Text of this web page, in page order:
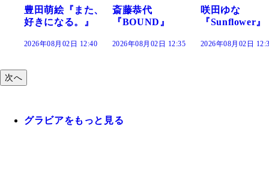
斎藤恭代
『BOUND』
2026年08月02日 12:35
咲田ゆな
『Sunflower』
2026年08月02日 12:30
藤水咲桜『花
だまり』
2026年08月02日
次へ
グラビアをもっと見る